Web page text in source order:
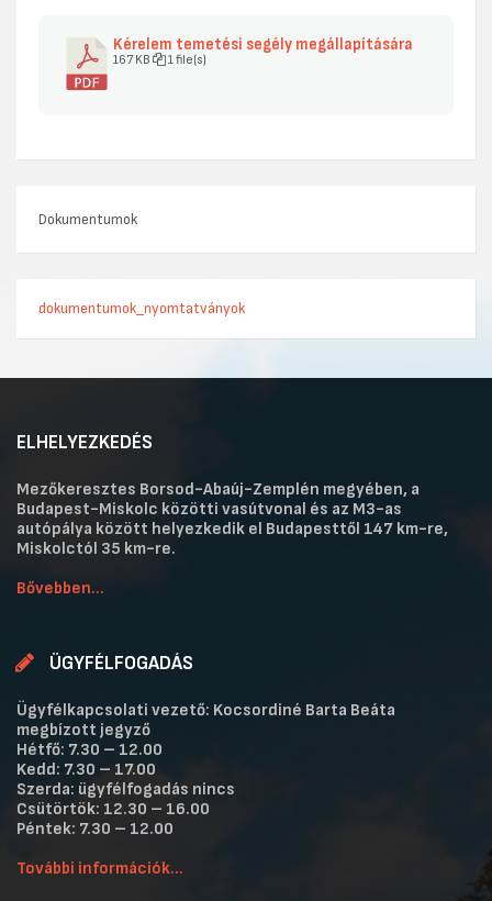
Kérelem temetési segély megállapítására
167 KB 1 file(s)
Dokumentumok
dokumentumok_nyomtatványok
ELHELYEZKEDÉS
Mezőkeresztes Borsod-Abaúj-Zemplén megyében, a
Budapest-Miskolc közötti vasútvonal és az M3-as
autópálya között helyezkedik el Budapesttől 147 km-re,
Miskolctól 35 km-re.
Bővebben...
ÜGYFÉLFOGADÁS
Ügyfélkapcsolati vezető: Kocsordiné Barta Beáta
megbízott jegyző
Hétfő: 7.30 – 12.00
Kedd: 7.30 – 17.00
Szerda: ügyfélfogadás nincs
Csütörtök: 12.30 – 16.00
Péntek: 7.30 – 12.00
További információk...